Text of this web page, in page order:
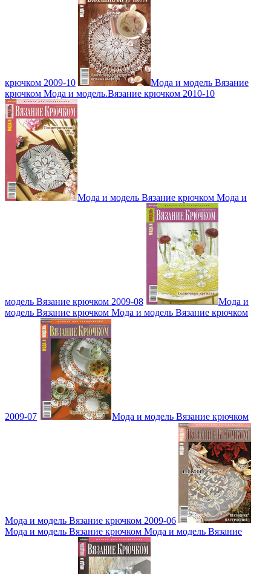
крючком 2009-10
Мода и модель Вязание
крючком Мода и модель.Вязание крючком 2010-10
Мода и модель Вязание крючком Мода и
модель Вязание крючком 2009-08
Мода и
модель Вязание крючком Мода и модель Вязание крючком
2009-07 Мода и модель Вязание крючком
Мода и модель Вязание крючком 2009-06
Мода и модель Вязание крючком Мода и модель Вязание